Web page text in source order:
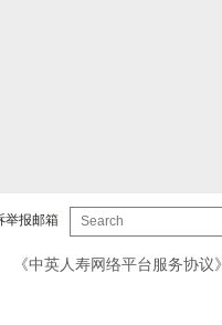
举报邮箱
《中英人寿网络平台服务协议》